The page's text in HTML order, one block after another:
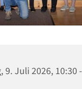
9. Juli 2026, 10:30